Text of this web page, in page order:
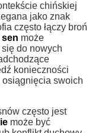
chińskiej
jako znak
często łączy broń
sen może
do nowych
konieczności
osiągnięcia swoich
często jest
może być